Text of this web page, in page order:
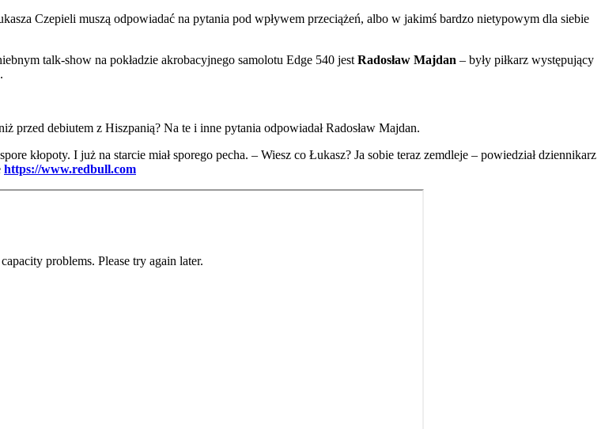
Czepieli muszą odpowiadać na pytania pod wpływem przeciążeń, albo w jakimś bardzo nietypowym dla siebie
talk-show na pokładzie akrobacyjnego samolotu Edge 540 jest Radosław Majdan – były piłkarz występujący
przed debiutem z Hiszpanią? Na te i inne pytania odpowiadał Radosław Majdan.
kłopoty. I już na starcie miał sporego pecha. – Wiesz co Łukasz? Ja sobie teraz zemdleje – powiedział dziennikarz
https://www.redbull.com